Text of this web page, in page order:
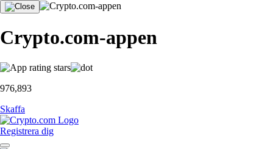
Crypto.com-appen
976,893
Skaffa
Registrera dig